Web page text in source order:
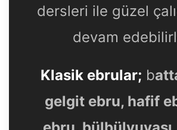
dersleri ile güzel
devam
Klasik ebrular; b
gelgit ebru, hafif